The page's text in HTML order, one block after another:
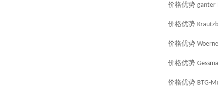
价格优势 ganter
价格优势
价格优势
价格优势
价格优势 BTG-